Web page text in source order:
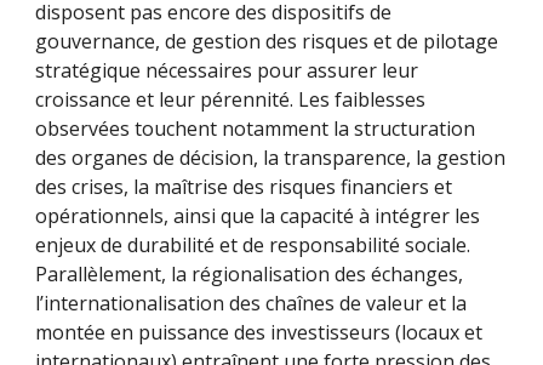
disposent pas encore des dispositifs de
gouvernance, de gestion des risques et de pilotage
stratégique nécessaires pour assurer leur
croissance et leur pérennité. Les faiblesses
observées touchent notamment la structuration
des organes de décision, la transparence, la gestion
des crises, la maîtrise des risques financiers et
opérationnels, ainsi que la capacité à intégrer les
enjeux de durabilité et de responsabilité sociale.
Parallèlement, la régionalisation des échanges,
l’internationalisation des chaînes de valeur et la
montée en puissance des investisseurs (locaux et